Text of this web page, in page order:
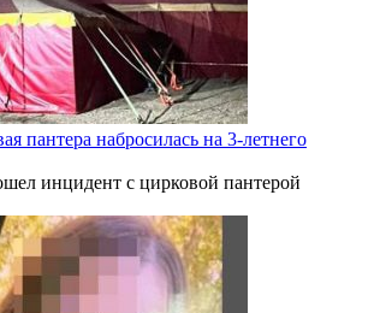
пантера набросилась на 3-летнего
инцидент с цирковой пантерой